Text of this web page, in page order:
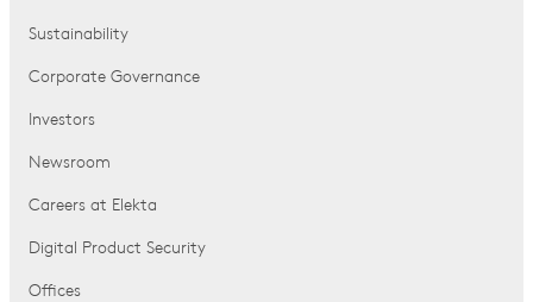
Sustainability
Corporate Governance
Investors
Newsroom
Careers at Elekta
Digital Product Security
Offices